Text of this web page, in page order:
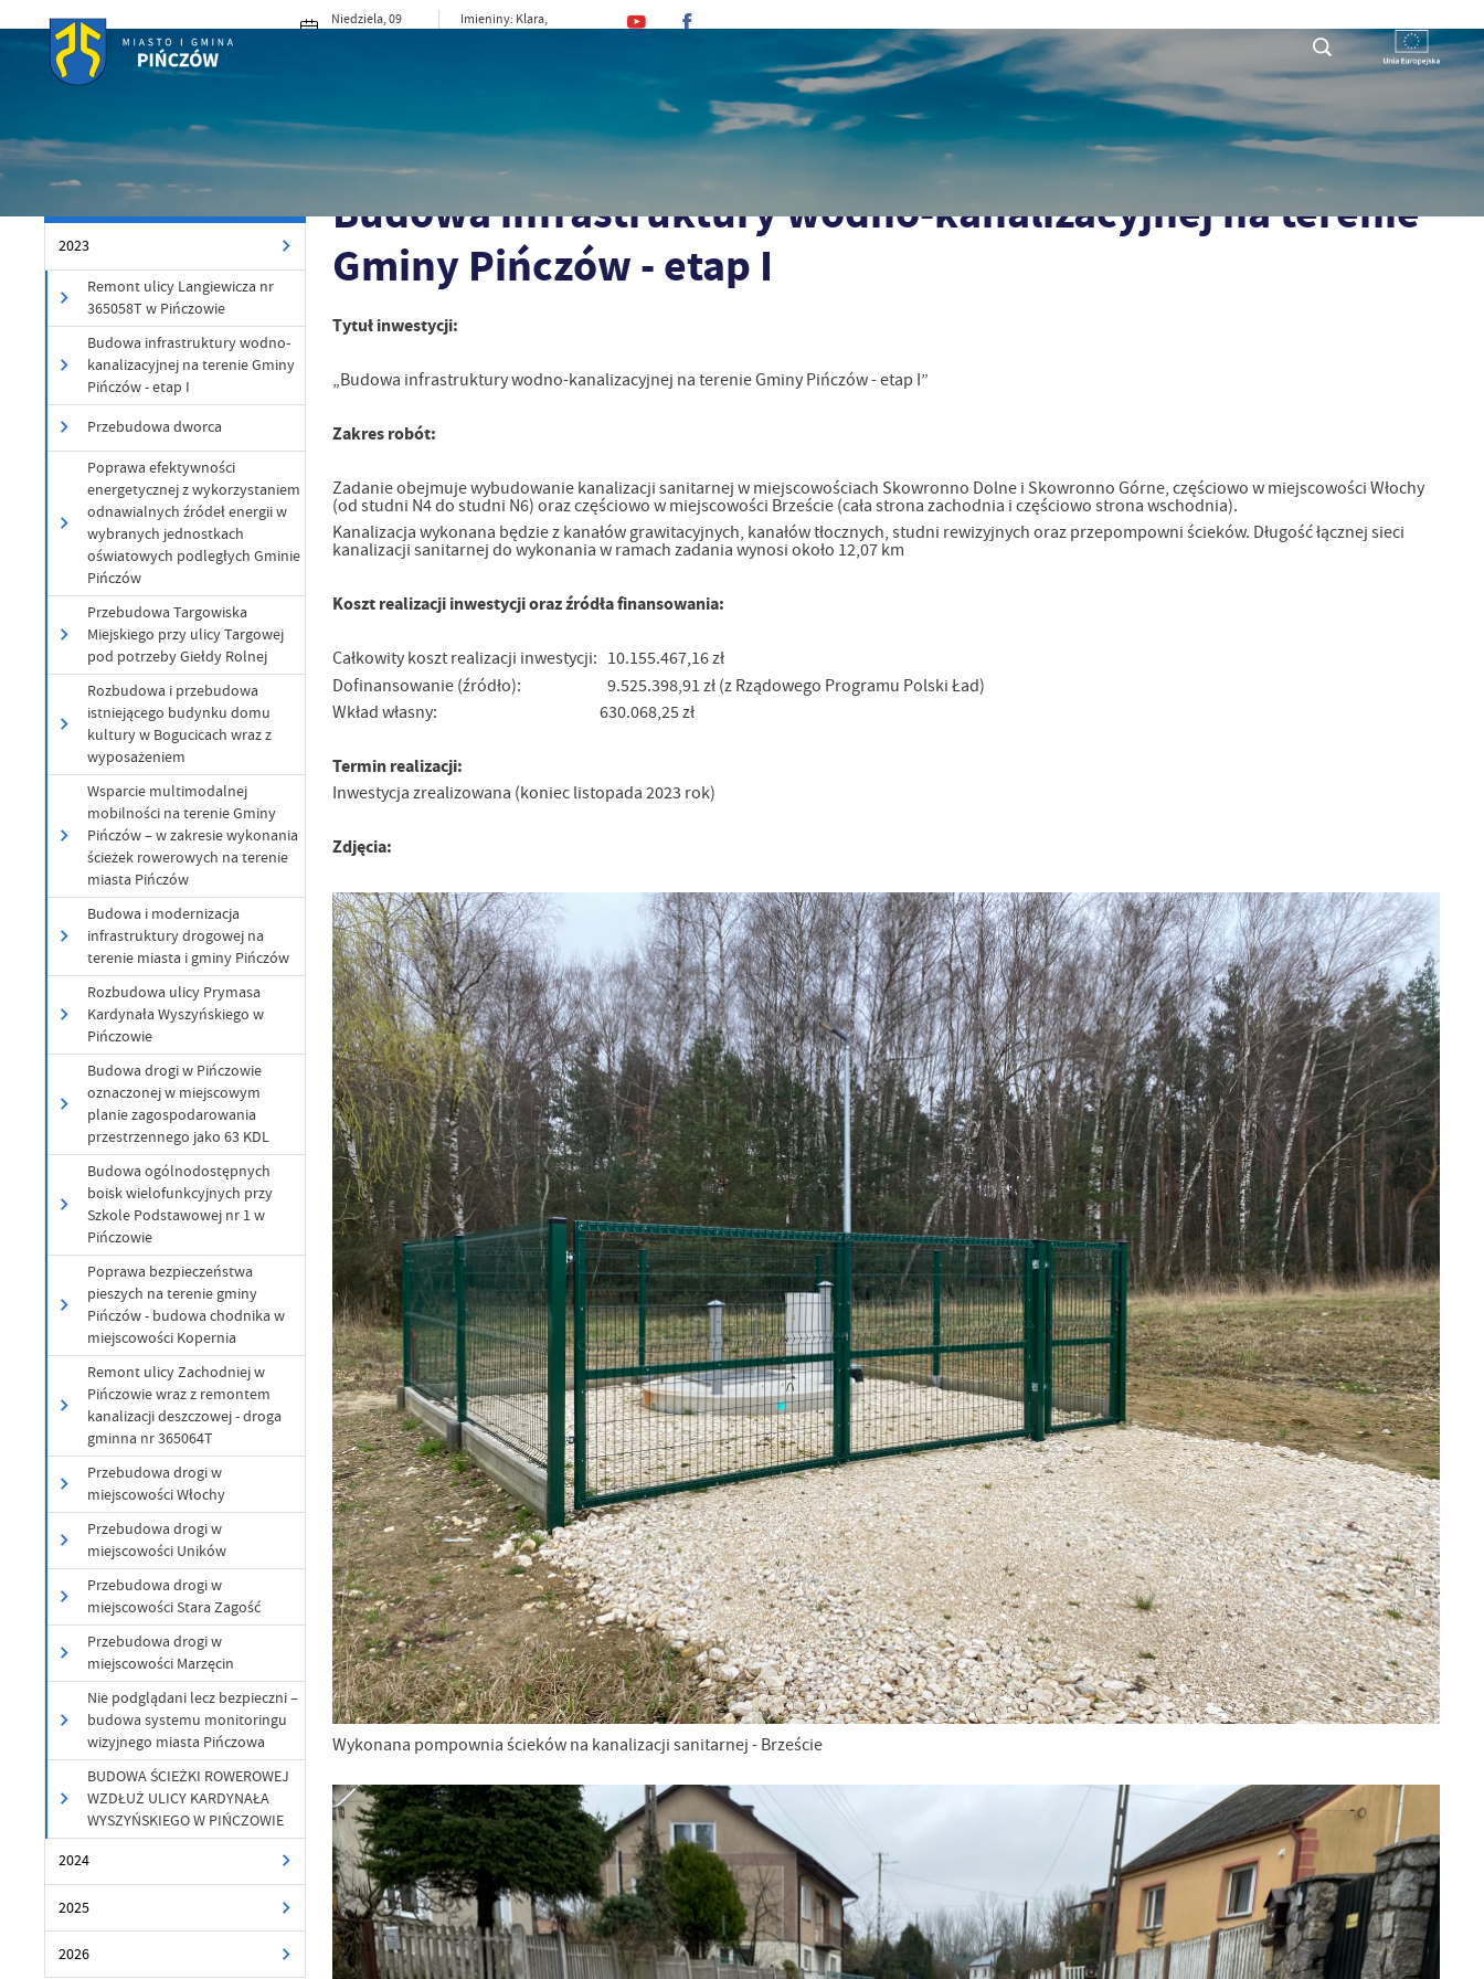
Niedziela, 09
Imieniny: Klara,
DLA MIESZKAŃCA DLA TURYSTY DLA PRZEDSIĘBIORCY KONTAKT
Powróć do: 2023 Strona główna Miasto i Gmina Inwestycje 2023 Budowa infrastruktury wodno-kanalizacyjnej na terenie Gminy Pińczów - etap I
INWESTYCJE
2023
Remont ulicy Langiewicza nr
365058T w Pińczowie
Budowa infrastruktury wodno-
kanalizacyjnej na terenie Gminy
Pińczów - etap I
Przebudowa dworca
Poprawa efektywności
energetycznej z wykorzystaniem
odnawialnych źródeł energii w
wybranych jednostkach
oświatowych podległych Gminie
Pińczów
Przebudowa Targowiska
Miejskiego przy ulicy Targowej
pod potrzeby Giełdy Rolnej
Rozbudowa i przebudowa
istniejącego budynku domu
kultury w Bogucicach wraz z
wyposażeniem
Wsparcie multimodalnej
mobilności na terenie Gminy
Pińczów – w zakresie wykonania
ścieżek rowerowych na terenie
miasta Pińczów
Budowa i modernizacja
infrastruktury drogowej na
terenie miasta i gminy Pińczów
Rozbudowa ulicy Prymasa
Kardynała Wyszyńskiego w
Pińczowie
Budowa drogi w Pińczowie
oznaczonej w miejscowym
planie zagospodarowania
przestrzennego jako 63 KDL
Budowa ogólnodostępnych
boisk wielofunkcyjnych przy
Szkole Podstawowej nr 1 w
Pińczowie
Poprawa bezpieczeństwa
pieszych na terenie gminy
Pińczów - budowa chodnika w
miejscowości Kopernia
Remont ulicy Zachodniej w
Pińczowie wraz z remontem
kanalizacji deszczowej - droga
gminna nr 365064T
Przebudowa drogi w
miejscowości Włochy
Przebudowa drogi w
miejscowości Uników
Przebudowa drogi w
miejscowości Stara Zagość
Przebudowa drogi w
miejscowości Marzęcin
Nie podglądani lecz bezpieczni –
budowa systemu monitoringu
wizyjnego miasta Pińczowa
BUDOWA ŚCIEŻKI ROWEROWEJ
WZDŁUŻ ULICY KARDYNAŁA
WYSZYŃSKIEGO W PIŃCZOWIE
2024
2025
2026
Budowa infrastruktury wodno-kanalizacyjnej na terenie
Gminy Pińczów - etap I
Tytuł inwestycji:
„Budowa infrastruktury wodno-kanalizacyjnej na terenie Gminy Pińczów - etap I”
Zakres robót:
Zadanie obejmuje wybudowanie kanalizacji sanitarnej w miejscowościach Skowronno Dolne i Skowronno Górne, częściowo w miejscowości Włochy
(od studni N4 do studni N6) oraz częściowo w miejscowości Brzeście (cała strona zachodnia i częściowo strona wschodnia).
Kanalizacja wykonana będzie z kanałów grawitacyjnych, kanałów tłocznych, studni rewizyjnych oraz przepompowni ścieków. Długość łącznej sieci
kanalizacji sanitarnej do wykonania w ramach zadania wynosi około 12,07 km
Koszt realizacji inwestycji oraz źródła finansowania:
Całkowity koszt realizacji inwestycji: 10.155.467,16 zł
Dofinansowanie (źródło): 9.525.398,91 zł (z Rządowego Programu Polski Ład)
Wkład własny: 630.068,25 zł
Termin realizacji:
Inwestycja zrealizowana (koniec listopada 2023 rok)
Zdjęcia:
Wykonana pompownia ścieków na kanalizacji sanitarnej - Brzeście
Ustawienia
Szanujemy Twoją prywatność. Możesz zmienić ustawienia cookies lub zaakceptować je
wszystkie. W dowolnym momencie możesz dokonać zmiany swoich ustawień.
Niezbędne
Niezbędne pliki cookies służą do prawidłowego funkcjonowania strony internetowej i
umożliwiają Ci komfortowe korzystanie z oferowanych przez nas usług.
Pliki cookies odpowiadają na podejmowane przez Ciebie działania w celu m.in. dostosowania
Twoich ustawień preferencji prywatności, logowania czy wypełniania formularzy. Dzięki plikom
cookies strona, z której korzystasz, może działać bez zakłóceń.
Więcej
Funkcjonalne i personalizacyjne
Tego typu pliki cookies umożliwiają stronie internetowej zapamiętanie wprowadzonych przez